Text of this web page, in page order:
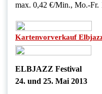
max. 0,42 €/Min., Mo.-Fr.
Kartenvorverkauf
ELBJAZZ Festival
24. und 25. Mai 2013